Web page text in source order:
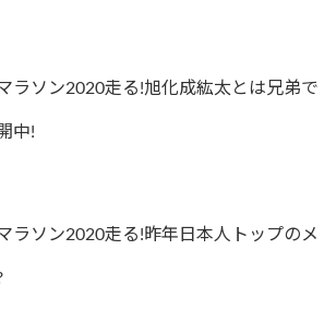
ラソン2020走る!旭化成紘太とは兄弟で
中!
ラソン2020走る!昨年日本人トップのメ